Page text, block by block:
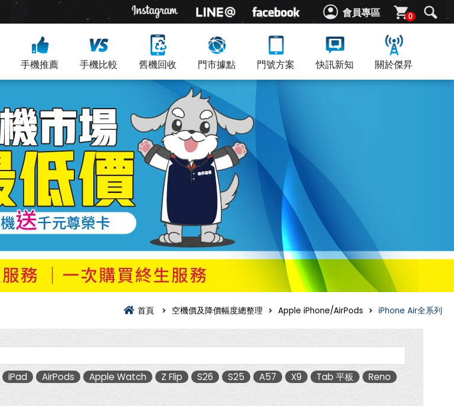
會員專區 0
手機推薦 手機比較 舊機回收 門市據點 門號方案 快訊新知 關於傑昇
首頁 空機價及降價幅度總整理 Apple iPhone/AirPods iPhone Air全系列
iPad AirPods Apple Watch Z Flip S26 S25 A57 X9 Tab 平板
Reno